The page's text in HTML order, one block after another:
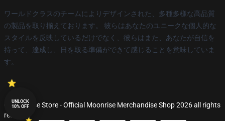
ワールドクラスのチームによりデザインされた、多種多様な高品質
の製品を取り揃えております。 彼らはあなたのユニークな個人的な
スタイルを反映しているだけでなく、彼らはまた、あなたが自信を
持って、達成し、日を取る準備ができて感じることを意味していま
す。
© Moonrise Store - Official Moonrise Merchandise Shop 2026 all rights
reserved
UNLOCK
10% OFF